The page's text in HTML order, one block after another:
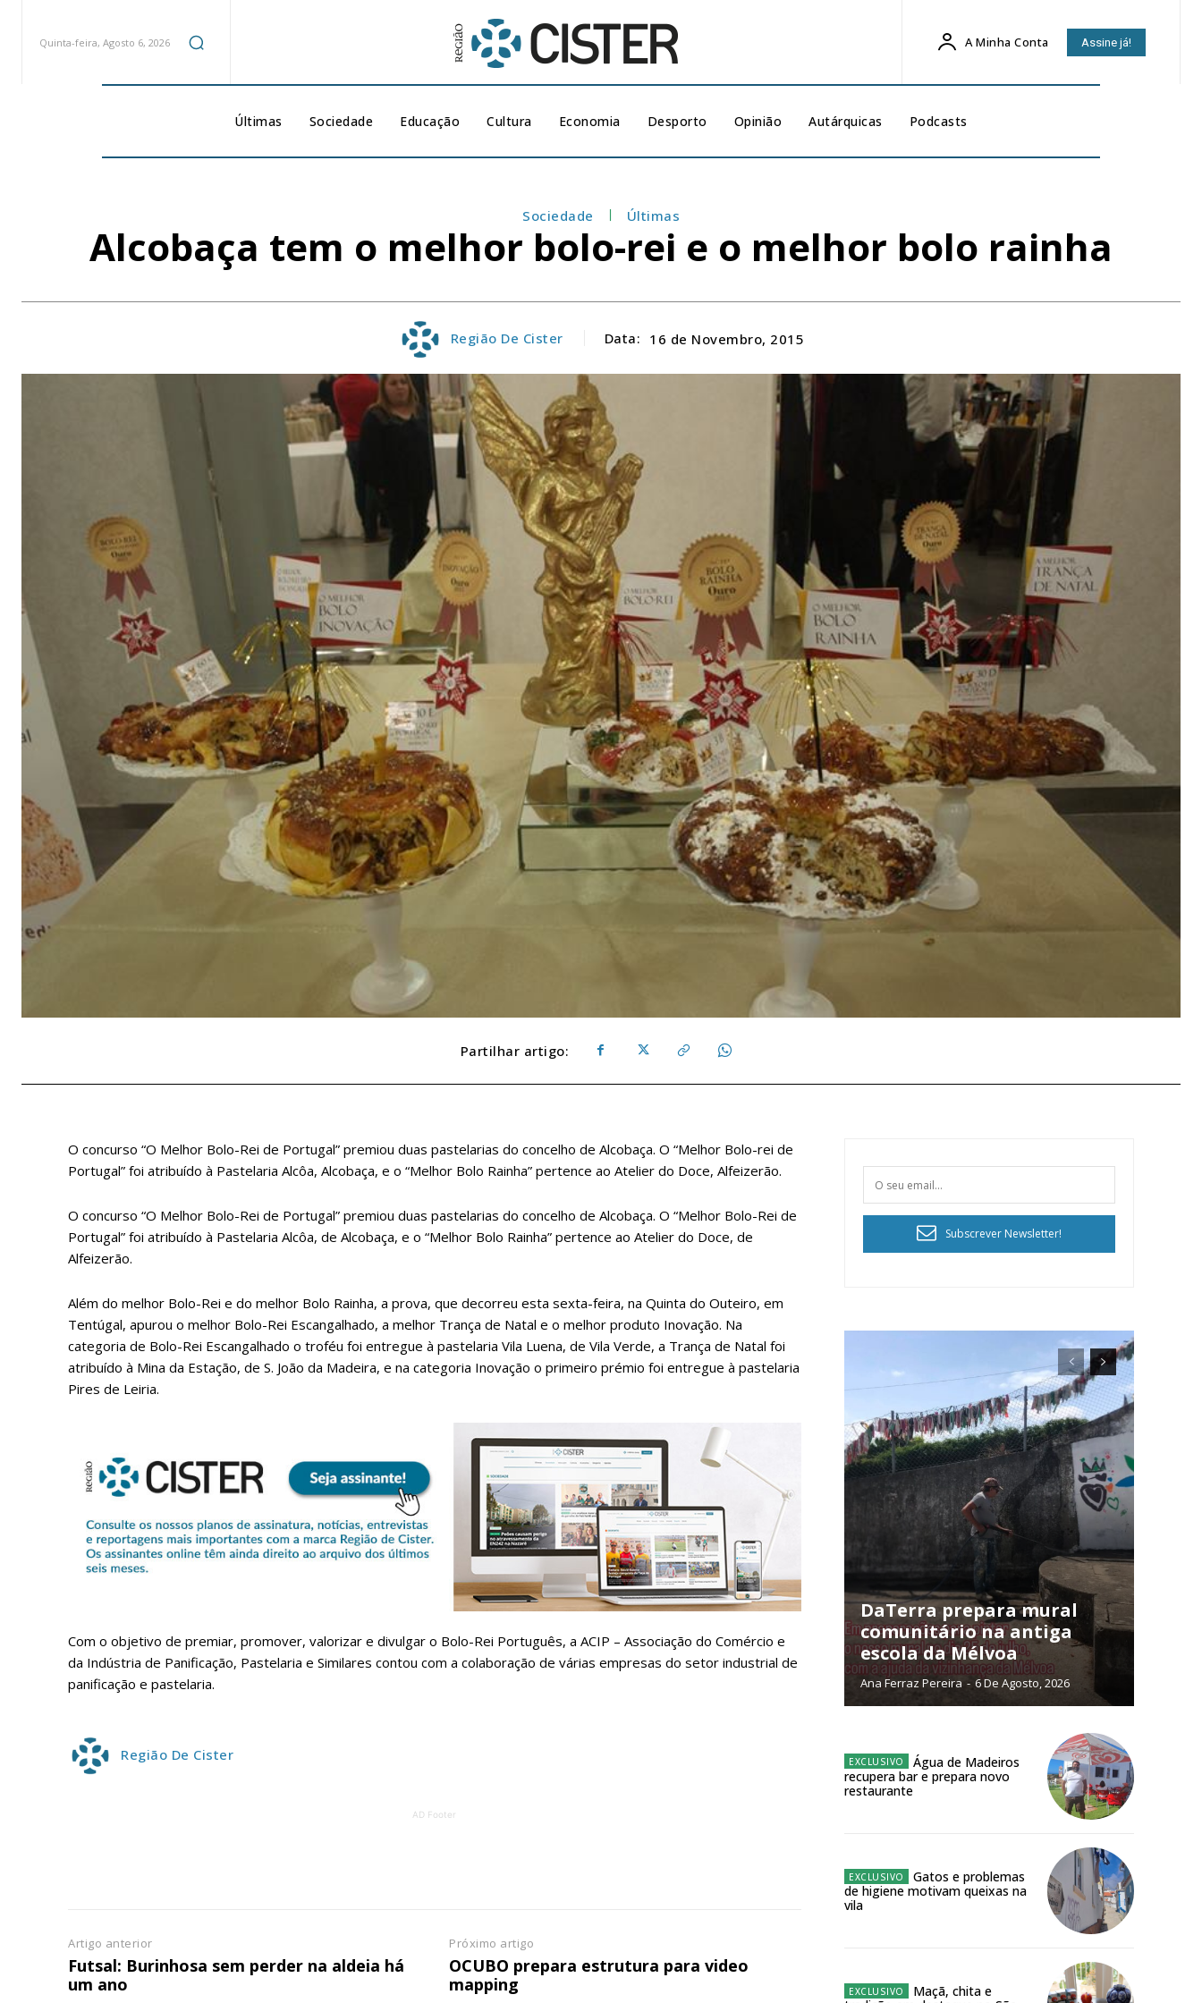
Planos de Assinatura
Faça-se assinante do Região de Cister e ajude-nos a manter este serviço público!
Sendo assinante terá acesso a todos os conteúdos exclusivos e versões digitais.
Escolha o plano de assinatura desejado:
ASSINATURA
32€
ASSINATURA
DIGITAL ANUAL
16
12 meses
Acesso ao conteúdo online
Acesso aos conteúdos Exclusivos para
Quinta-feira, Agosto 6, 2026 A Minha Conta Assine já!
Últimas Sociedade Educação Cultura Economia Desporto Opinião Autárquicas Podcasts
Sociedade Últimas
Alcobaça tem o melhor bolo-rei e o melhor bolo rainha
Região De Cister Data: 16 de Novembro, 2015
Partilhar artigo:
O concurso “O Melhor Bolo-Rei de Portugal” premiou duas pastelarias do concelho de Alcobaça. O “Melhor Bolo-rei de
Portugal” foi atribuído à Pastelaria Alcôa, Alcobaça, e o “Melhor Bolo Rainha” pertence ao Atelier do Doce, Alfeizerão.
O concurso “O Melhor Bolo-Rei de Portugal” premiou duas pastelarias do concelho de Alcobaça. O “Melhor Bolo-Rei de
Portugal” foi atribuído à Pastelaria Alcôa, de Alcobaça, e o “Melhor Bolo Rainha” pertence ao Atelier do Doce, de
Alfeizerão.
Além do melhor Bolo-Rei e do melhor Bolo Rainha, a prova, que decorreu esta sexta-feira, na Quinta do Outeiro, em
Tentúgal, apurou o melhor Bolo-Rei Escangalhado, a melhor Trança de Natal e o melhor produto Inovação. Na
categoria de Bolo-Rei Escangalhado o troféu foi entregue à pastelaria Vila Luena, de Vila Verde, a Trança de Natal foi
atribuído à Mina da Estação, de S. João da Madeira, e na categoria Inovação o primeiro prémio foi entregue à pastelaria
Pires de Leiria.
Com o objetivo de premiar, promover, valorizar e divulgar o Bolo-Rei Português, a ACIP – Associação do Comércio e
da Indústria de Panificação, Pastelaria e Similares contou com a colaboração de várias empresas do setor industrial de
panificação e pastelaria.
Região De Cister
AD Footer
Artigo anterior
Futsal: Burinhosa sem perder na aldeia há
um ano
Próximo artigo
OCUBO prepara estrutura para video
mapping
Subscrever Newsletter!
DaTerra prepara mural
comunitário na antiga
escola da Mélvoa
Ana Ferraz Pereira - 6 De Agosto, 2026
Água de Madeiros
recupera bar e prepara novo
restaurante
Gatos e problemas
de higiene motivam queixas na
vila
Maçã, chita e